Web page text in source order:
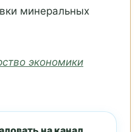
минеральных
экономики